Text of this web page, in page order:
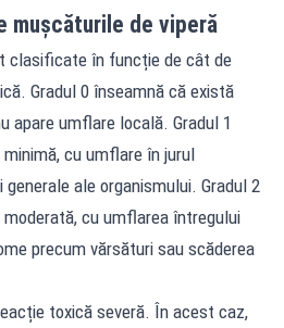
mușcăturile de viperă
clasificate în funcție de cât de
Gradul 0 înseamnă că există
apare umflare locală. Gradul 1
cu umflare în jurul
ale organismului. Gradul 2
cu umflarea întregului
precum vărsături sau scăderea
toxică severă. În acest caz,